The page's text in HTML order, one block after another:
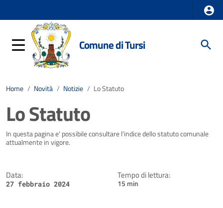
Comune di Tursi
Home / Novità / Notizie / Lo Statuto
Lo Statuto
Dettagli della notizia
In questa pagina e' possibile consultare l'indice dello statuto comunale
attualmente in vigore.
Data:
27 febbraio 2024
Tempo di lettura:
15 min